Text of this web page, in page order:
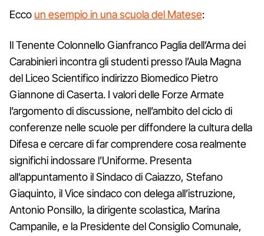
Ecco un esempio in una scuola del Matese:
Il Tenente Colonnello Gianfranco Paglia dell’Arma dei
Carabinieri incontra gli studenti presso l’Aula Magna
del Liceo Scientifico indirizzo Biomedico Pietro
Giannone di Caserta. I valori delle Forze Armate
l’argomento di discussione, nell’ambito del ciclo di
conferenze nelle scuole per diffondere la cultura della
Difesa e cercare di far comprendere cosa realmente
significhi indossare l’Uniforme. Presenta
all’appuntamento il Sindaco di Caiazzo, Stefano
Giaquinto, il Vice sindaco con delega all’istruzione,
Antonio Ponsillo, la dirigente scolastica, Marina
Campanile, e la Presidente del Consiglio Comunale,